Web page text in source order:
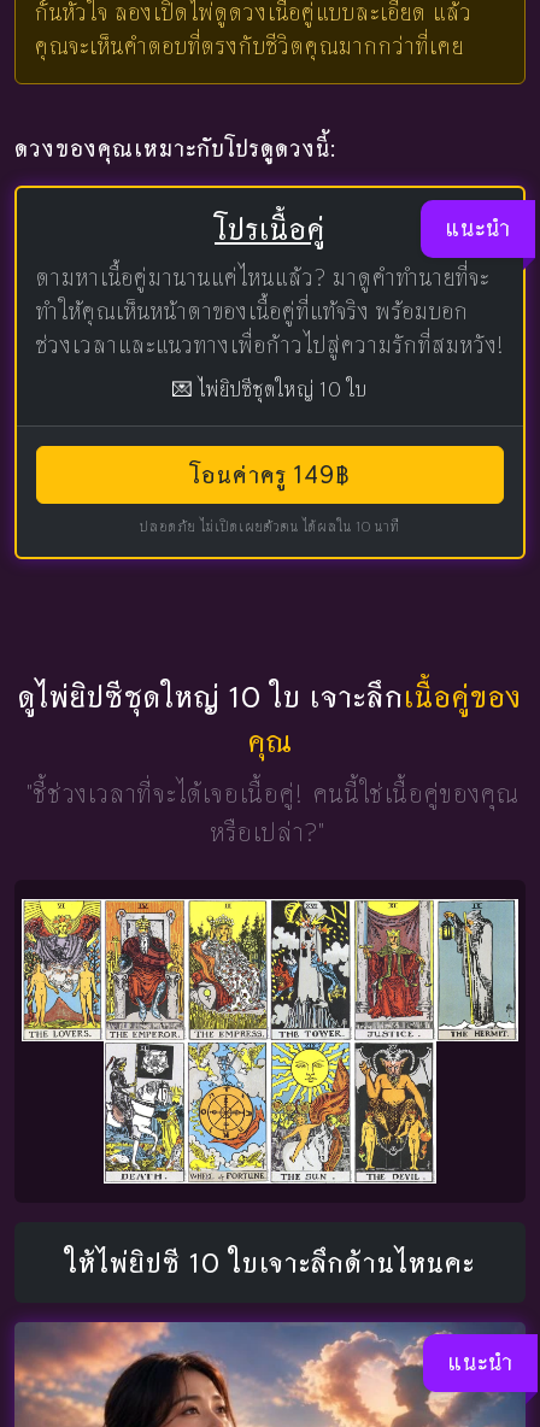
กั้นหัวใจ ลองเปิดไพ่ดูดวงเนื้อคู่แบบละเอียด แล้ว
คุณจะเห็นคำตอบที่ตรงกับชีวิตคุณมากกว่าที่เคย
ดวงของคุณเหมาะกับโปรดูดวงนี้:
แนะนำ
โปรเนื้อคู่
ตามหาเนื้อคู่มานานแค่ไหนแล้ว? มาดูคำทำนายที่จะ
ทำให้คุณเห็นหน้าตาของเนื้อคู่ที่แท้จริง พร้อมบอก
ช่วงเวลาและแนวทางเพื่อก้าวไปสู่ความรักที่สมหวัง!
💌 ไพ่ยิปซีชุดใหญ่ 10 ใบ
โอนค่าครู 149฿
ปลอดภัย ไม่เปิดเผยตัวตน ได้ผลใน 10 นาที
ดูไพ่ยิปซีชุดใหญ่ 10 ใบ เจาะลึกเนื้อคู่ของ
คุณ
"ชี้ช่วงเวลาที่จะได้เจอเนื้อคู่! คนนี้ใช่เนื้อคู่ของคุณ
หรือเปล่า?"
ให้ไพ่ยิปซี 10 ใบเจาะลึกด้านไหนคะ
แนะนำ